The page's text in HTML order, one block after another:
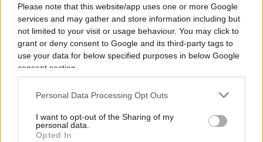
Please note that this website/app uses one or more Google
services and may gather and store information including but
not limited to your visit or usage behaviour. You may click to
grant or deny consent to Google and its third-party tags to
use your data for below specified purposes in below Google
consent section.
Personal Data Processing Opt Outs
I want to opt-out of the Sharing of my
personal data.
Opted In
al contrario. È veramente il mondo al contrario in
questo caso. Qualcuno su Instagram scrive:
‘Auschwitz a pieno regime sterminava 127
bambini al giorno. Israele a Gaza ne sta
sterminando 178 al giorno. Non si può stare in
chi l’ha scritto. Si deve dire che chi ha scritto
questa cosa qua è un cretino. E questa cosa qui fa
schifo.”